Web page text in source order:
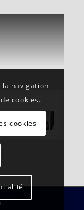
la navigation
cookies.
cookies